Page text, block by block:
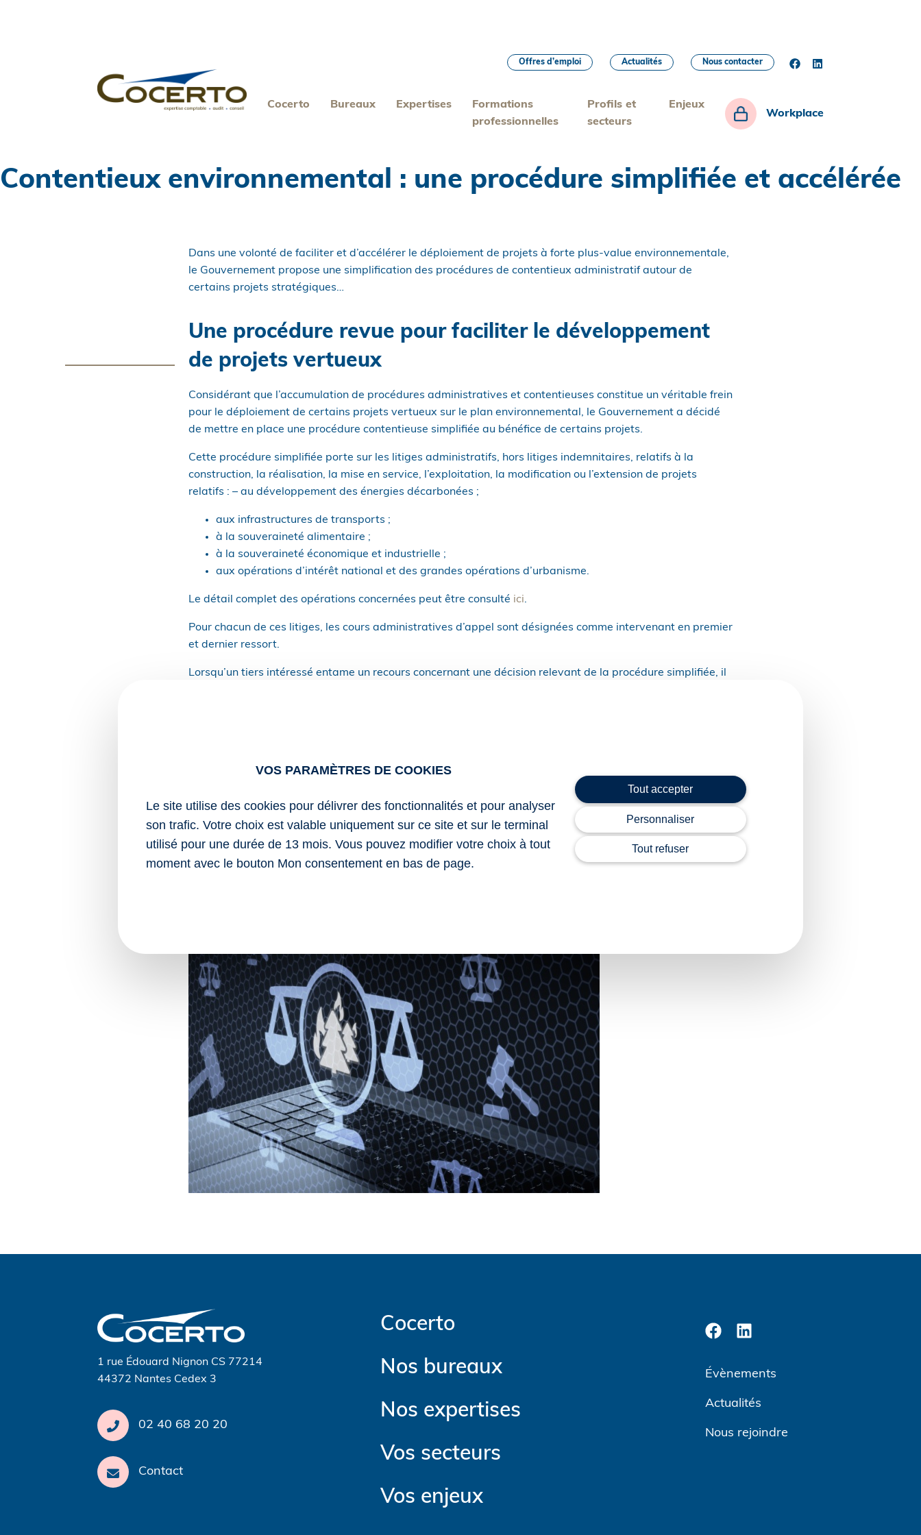
Cocerto Bureaux Expertises
Formations
professionnelles
Profils et
secteurs
Enjeux
Workplace
Offres d’emploi Actualités Nous contacter
Contentieux environnemental : une procédure simplifiée et accélérée
Dans une volonté de faciliter et d’accélérer le déploiement de projets à forte plus-value environnementale,
le Gouvernement propose une simplification des procédures de contentieux administratif autour de
certains projets stratégiques…
Une procédure revue pour faciliter le développement
de projets vertueux
Considérant que l’accumulation de procédures administratives et contentieuses constitue un véritable frein
pour le déploiement de certains projets vertueux sur le plan environnemental, le Gouvernement a décidé
de mettre en place une procédure contentieuse simplifiée au bénéfice de certains projets.
Cette procédure simplifiée porte sur les litiges administratifs, hors litiges indemnitaires, relatifs à la
construction, la réalisation, la mise en service, l’exploitation, la modification ou l’extension de projets
relatifs : – au développement des énergies décarbonées ;
aux infrastructures de transports ;
à la souveraineté alimentaire ;
à la souveraineté économique et industrielle ;
aux opérations d’intérêt national et des grandes opérations d’urbanisme.
Le détail complet des opérations concernées peut être consulté ici.
Pour chacun de ces litiges, les cours administratives d’appel sont désignées comme intervenant en premier
et dernier ressort.
Lorsqu’un tiers intéressé entame un recours concernant une décision relevant de la procédure simplifiée, il
Il est précisé que les cours administratives d’appel disposent de 10 mois, à compter de l’enregistrement de
Sources :
Décret no 2026-302 du 21 avril 2026 relatif à la simplification de la procédure contentieuse en
matière environnementale et à l’accélération de certains projets
1 rue Édouard Nignon CS 77214
44372 Nantes Cedex 3
02 40 68 20 20
Contact
Cocerto
Nos bureaux
Nos expertises
Vos secteurs
Vos enjeux
Évènements
Actualités
Nous rejoindre
VOS PARAMÈTRES DE COOKIES
Le site utilise des cookies pour délivrer des fonctionnalités et pour analyser
son trafic. Votre choix est valable uniquement sur ce site et sur le terminal
utilisé pour une durée de 13 mois. Vous pouvez modifier votre choix à tout
moment avec le bouton Mon consentement en bas de page.
Tout accepter
Personnaliser
Tout refuser